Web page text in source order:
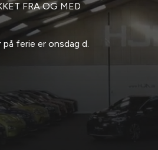
FRA OG MED
ferie er onsdag d.